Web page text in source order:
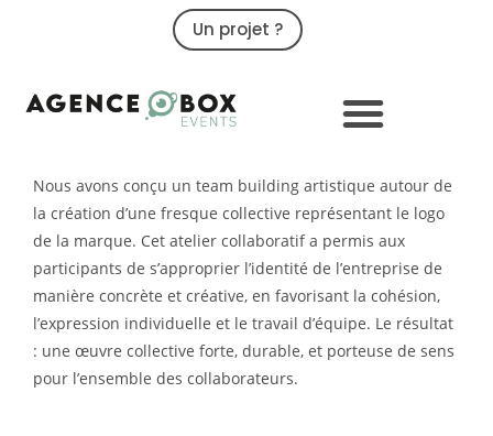
Un projet ?
Création d'une fresque artistique
Confiez-nous vous aussi
l'organisation de votre team building
Nous avons conçu un team building artistique autour de
la création d’une fresque collective représentant le logo
de la marque. Cet atelier collaboratif a permis aux
participants de s’approprier l’identité de l’entreprise de
manière concrète et créative, en favorisant la cohésion,
l’expression individuelle et le travail d’équipe. Le résultat
: une œuvre collective forte, durable, et porteuse de sens
pour l’ensemble des collaborateurs.